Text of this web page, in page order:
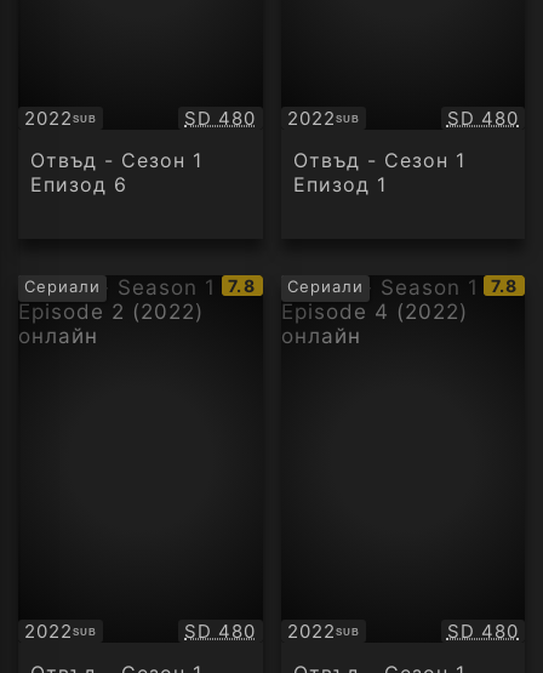
2022SUB
Субтитри Качество:
SD 480
Отвъд - Сезон 1
Епизод 6
2022SUB
Субтитри SD 480
Отвъд - Сезон 1
Епизод 1
Сериали
IMDb
рейтинг:
7.8
2022SUB
Субтитри Качество:
SD 480
Сериали
IMDb
7.8
2022SUB
Субтитри SD 480